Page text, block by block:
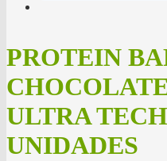
PROTEIN
ULTRA
UNIDADES